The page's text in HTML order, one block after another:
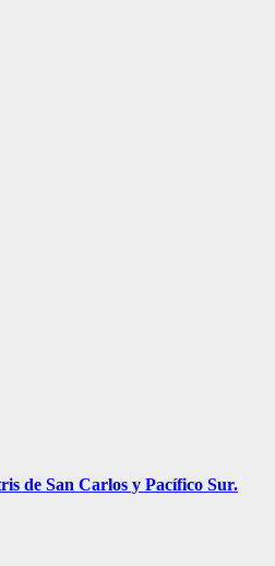
de San Carlos y Pacífico Sur.